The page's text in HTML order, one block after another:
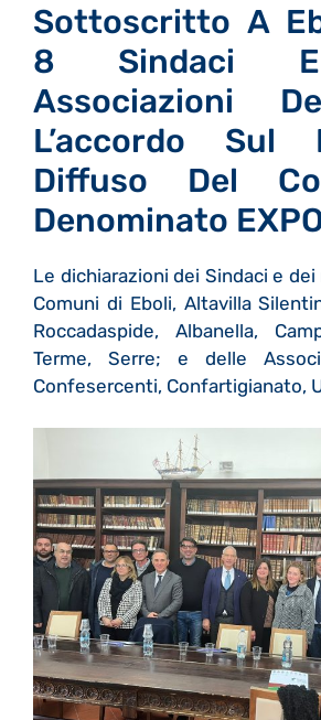
Sottoscritto A
8 Sindaci
Associazioni
L’accordo Sul
Diffuso Del
Denominato
Le dichiarazioni dei Sindaci e
Comuni di Eboli, Altavilla
Roccadaspide, Albanella,
Terme, Serre; e delle
Confesercenti, Confartigianato,